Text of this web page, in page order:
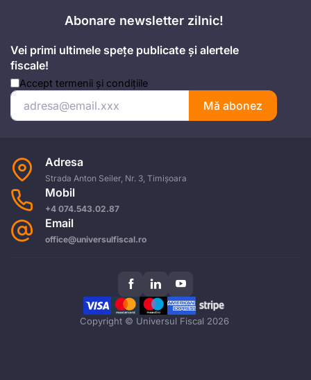
Abonare newsletter zilnic!
Vei primi ultimele spețe publicate și alertele
fiscale!
Accept termenii și condițiile
Mă abonez
Adresa
Strada Anton Seiler, Nr. 3, Timișoara
Mobil
+4 074.543.02.87
Email
office@universulfiscal.ro
Copyright © Universul Fiscal 2026